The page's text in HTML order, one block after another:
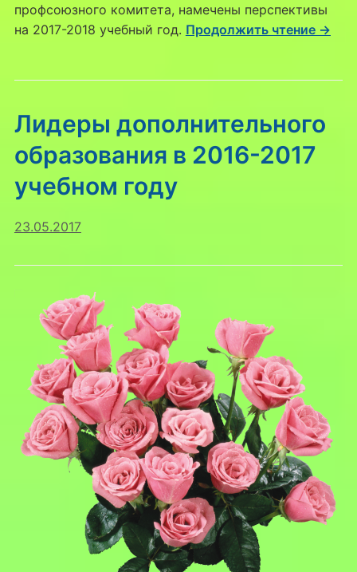
профсоюзного комитета, намечены перспективы
на 2017-2018 учебный год. Продолжить чтение →
Лидеры дополнительного
образования в 2016-2017
учебном году
23.05.2017